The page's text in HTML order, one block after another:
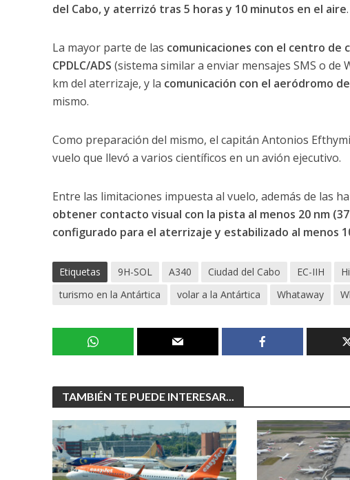
del Cabo, y aterrizó tras 5 horas y 10 minutos en el aire.
La mayor parte de las comunicaciones con el centro de
CPDLC/ADS (sistema similar a enviar mensajes SMS o
km del aterrizaje, y la comunicación con el aeródromo
mismo.
Como preparación del mismo, el capitán Antonios
vuelo que llevó a varios científicos en un avión ejecutivo.
Entre las limitaciones impuesta al vuelo, además de las
obtener contacto visual con la pista al menos 20 nm
configurado para el aterrizaje y estabilizado al menos
Etiquetas 9H-SOL A340 Ciudad del Cabo EC-IIH
turismo en la Antártica
volar a la Antártica Whataway
TAMBIÉN TE PUEDE INTERESAR...